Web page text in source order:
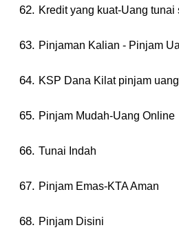
Kredit yang kuat-Uang
Pinjaman Kalian - Pinjam
KSP Dana Kilat pinjam
Pinjam Mudah-Uang Online
Tunai Indah
Pinjam Emas-KTA Aman
Pinjam Disini